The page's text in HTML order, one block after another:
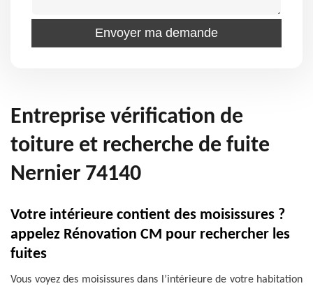
Entreprise vérification de
toiture et recherche de fuite
Nernier 74140
Votre intérieure contient des moisissures ?
appelez Rénovation CM pour rechercher les
fuites
Vous voyez des moisissures dans l’intérieure de votre habitation